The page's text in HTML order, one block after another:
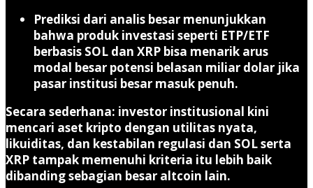
Prediksi dari analis besar menunjukkan
bahwa produk investasi seperti ETP/ETF
berbasis SOL dan XRP bisa menarik arus
modal besar potensi belasan miliar dolar jika
pasar institusi besar masuk penuh.
Secara sederhana: investor institusional kini
mencari aset kripto dengan utilitas nyata,
likuiditas, dan kestabilan regulasi dan SOL serta
XRP tampak memenuhi kriteria itu lebih baik
dibanding sebagian besar altcoin lain.